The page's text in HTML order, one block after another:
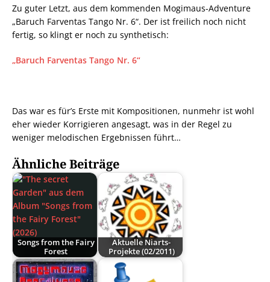
Zu guter Letzt, aus dem kommenden Mogimaus-Adventure
„Baruch Farventas Tango Nr. 6“. Der ist freilich noch nicht
fertig, so klingt er noch zu synthetisch:
„Baruch Farventas Tango Nr. 6“
Das war es für’s Erste mit Kompositionen, nunmehr ist wohl
eher wieder Korrigieren angesagt, was in der Regel zu
weniger melodischen Ergebnissen führt…
Ähnliche Beiträge
Songs from the Fairy
Forest
Aktuelle Niarts-
Projekte (02/2011)